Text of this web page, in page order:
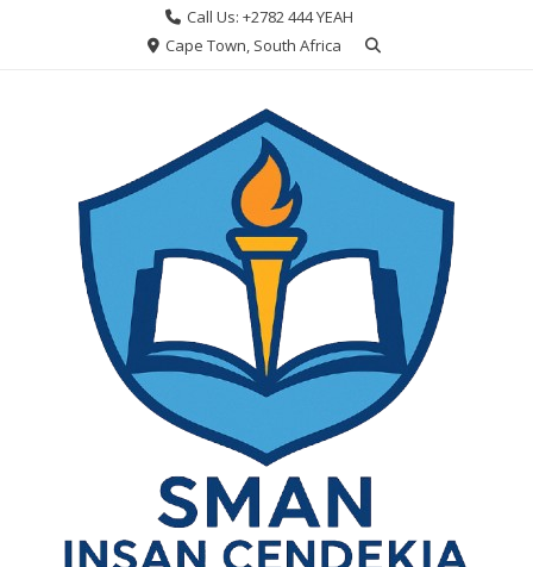
Call Us: +2782 444 YEAH
Cape Town, South Africa